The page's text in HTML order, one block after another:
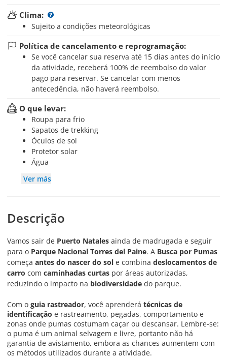
Clima:
Sujeito a condições meteorológicas
Política de cancelamento e reprogramação:
Se você cancelar sua reserva até 15 dias antes do início
da atividade, receberá 100% de reembolso do valor
pago para reservar. Se cancelar com menos
antecedência, não haverá reembolso.
O que levar:
Roupa para frio
Sapatos de trekking
Óculos de sol
Protetor solar
Água
Ver más
Descrição
Vamos sair de Puerto Natales ainda de madrugada e seguir
para o Parque Nacional Torres del Paine. A Busca por Pumas
começa antes do nascer do sol e combina deslocamentos de
carro com caminhadas curtas por áreas autorizadas,
reduzindo o impacto na biodiversidade do parque.
Com o guia rastreador, você aprenderá técnicas de
identificação e rastreamento, pegadas, comportamento e
zonas onde pumas costumam caçar ou descansar. Lembre-se:
o puma é um animal selvagem e livre, portanto não há
garantia de avistamento, embora as chances aumentem com
os métodos utilizados durante a atividade.